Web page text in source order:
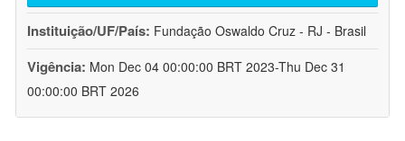
Instituição/UF/País: Fundação Oswaldo Cruz - RJ - Brasil
Vigência: Mon Dec 04 00:00:00 BRT 2023-Thu Dec 31
00:00:00 BRT 2026